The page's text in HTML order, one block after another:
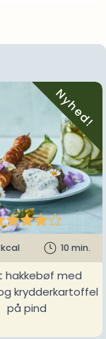
Nyhed!

10 min.
hakkebøf med
krydderkartoffel
på pind